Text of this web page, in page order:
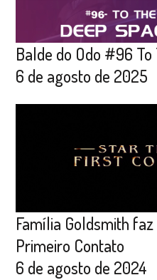
Balde do Odo #96
6 de agosto de 2025
Família Goldsmith
Primeiro Contato
6 de agosto de 2024